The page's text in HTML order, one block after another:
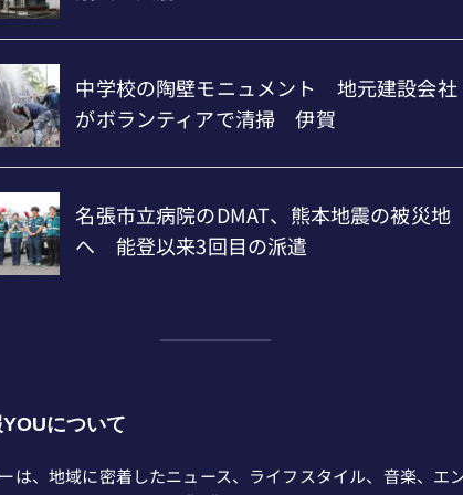
について
は、地域に密着したニュース、ライフスタイル、音楽、エ